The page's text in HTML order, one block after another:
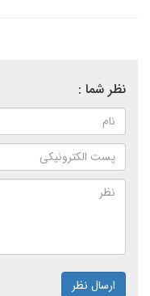
نظر شما :
ارسال نظر